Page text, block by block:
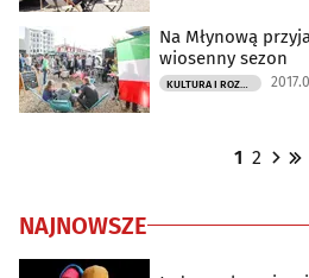
Na Młynową
wiosenny sezon
1 2
NAJNOWSZE